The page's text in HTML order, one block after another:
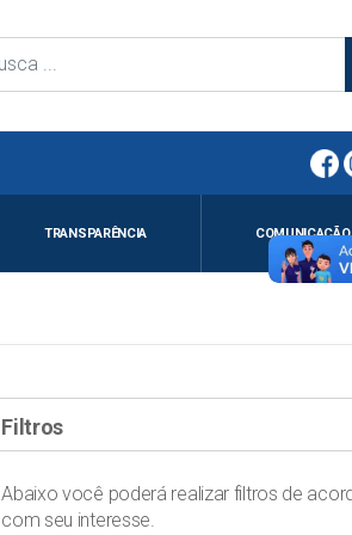
TRANSPARÊNCIA COMUNICAÇÃO
Filtros
Abaixo você poderá realizar filtros de
com seu interesse.